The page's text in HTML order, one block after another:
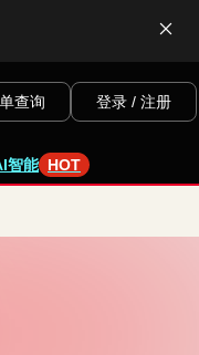
查询 登录 / 注册
I智能 HOT